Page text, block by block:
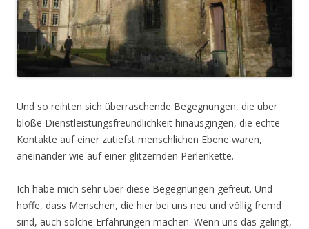
Und so reihten sich überraschende Begegnungen, die über
bloße Dienstleistungsfreundlichkeit hinausgingen, die echte
Kontakte auf einer zutiefst menschlichen Ebene waren,
aneinander wie auf einer glitzernden Perlenkette.
Ich habe mich sehr über diese Begegnungen gefreut. Und
hoffe, dass Menschen, die hier bei uns neu und völlig fremd
sind, auch solche Erfahrungen machen. Wenn uns das gelingt,